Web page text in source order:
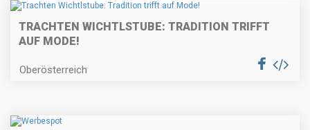
TRACHTEN WICHTLSTUBE: TRADITION TRIFFT
AUF MODE!
Oberösterreich